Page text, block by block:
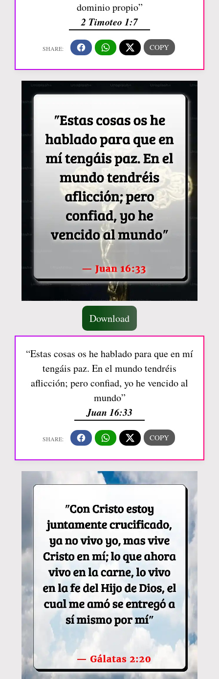
dominio propio”
2 Timoteo 1:7
Download
“Estas cosas os he hablado para que en mí
tengáis paz. En el mundo tendréis
aflicción; pero confiad, yo he vencido al
mundo”
Juan 16:33